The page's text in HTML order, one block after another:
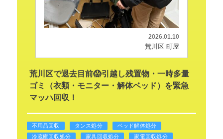
2026.01.10
荒川区 町屋
荒川区で退去目前😱引越し残置物・一時多量
ゴミ（衣類・モニター・解体ベッド）を緊急
マッハ回収！
不用品回収 タンス処分
ベッド解体処分
冷蔵庫回収処分
家具回収処分 家電回収処分